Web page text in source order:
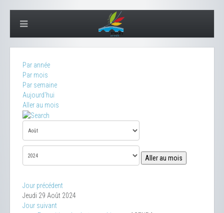
Par année
Par mois
Par semaine
Aujourd'hui
Aller au mois
Aller au mois
Jour précédent
Jeudi 29 Août 2024
Jour suivant